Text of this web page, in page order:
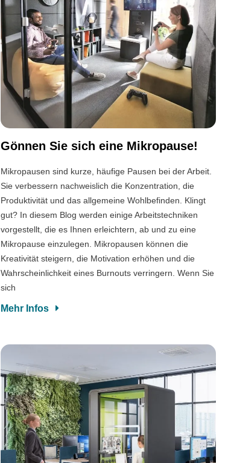
Gönnen Sie sich eine Mikropause!
Mikropausen sind kurze, häufige Pausen bei der Arbeit.
Sie verbessern nachweislich die Konzentration, die
Produktivität und das allgemeine Wohlbefinden. Klingt
gut? In diesem Blog werden einige Arbeitstechniken
vorgestellt, die es Ihnen erleichtern, ab und zu eine
Mikropause einzulegen. Mikropausen können die
Kreativität steigern, die Motivation erhöhen und die
Wahrscheinlichkeit eines Burnouts verringern. Wenn Sie
sich
Mehr Infos